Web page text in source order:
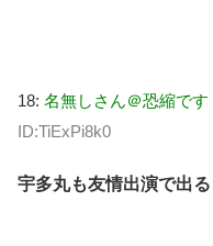
18: 名無しさん＠恐縮です
ID:TiExPi8k0
宇多丸も友情出演で出る